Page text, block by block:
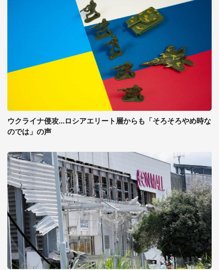
ウクライナ侵攻...ロシアエリート層からも「そろそろやめ時な
のでは」の声